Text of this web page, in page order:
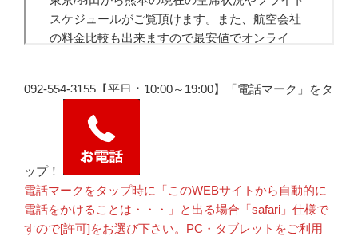
092-554-3155【平日：10:00～19:00】「電話マーク」をタ
ップ！
電話マークをタップ時に「このWEBサイトから自動的に
電話をかけることは・・・」と出る場合「safari」仕様で
すので[許可]をお選び下さい。PC・タブレットをご利用